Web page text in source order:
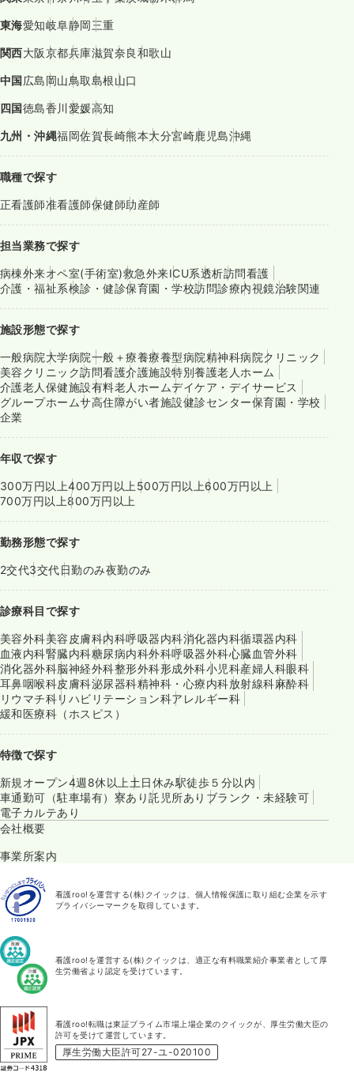
東海愛知岐阜静岡三重
関西大阪京都兵庫滋賀奈良和歌山
中国広島岡山鳥取島根山口
四国徳島香川愛媛高知
九州・沖縄福岡佐賀長崎熊本大分宮崎鹿児島沖縄
職種で探す
正看護師准看護師保健師助産師
担当業務で探す
病棟外来オペ室(手術室)救急外来ICU系透析訪問看護
介護・福祉系検診・健診保育園・学校訪問診療内視鏡治験関連
施設形態で探す
一般病院大学病院一般＋療養療養型病院精神科病院クリニック
美容クリニック訪問看護介護施設特別養護老人ホーム
介護老人保健施設有料老人ホームデイケア・デイサービス
グループホームサ高住障がい者施設健診センター保育園・学校
企業
年収で探す
300万円以上400万円以上 500万円以上600万円以上
700万円以上800万円以上
勤務形態で探す
2交代3交代日勤のみ夜勤のみ
診療科目で探す
美容外科美容皮膚科内科呼吸器内科消化器内科循環器内科
血液内科腎臓内科糖尿病内科外科呼吸器外科心臓血管外科
消化器外科脳神経外科整形外科形成外科小児科産婦人科眼科
耳鼻咽喉科皮膚科泌尿器科精神科・心療内科放射線科麻酔科
リウマチ科リハビリテーション科アレルギー科
緩和医療科（ホスピス）
特徴で探す
新規オープン4週8休以上 土日休み駅徒歩５分以内
車通勤可（駐車場有） 寮あり託児所あり ブランク・未経験可
電子カルテあり
会社概要
事業所案内
看護roo!を運営する(株)クイックは、個人情報保護に取り組む企業を示す
プライバシーマークを取得しています。
看護roo!を運営する(株)クイックは、適正な有料職業紹介事業者として厚
生労働省より認定を受けています。
看護roo!転職は東証プライム市場上場企業のクイックが、厚生労働大臣の
許可を受けて運営しています。
厚生労働大臣許可27-ユ-020100